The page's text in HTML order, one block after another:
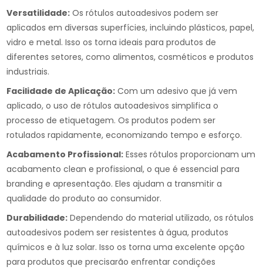
Versatilidade: Os rótulos autoadesivos podem ser
aplicados em diversas superfícies, incluindo plásticos, papel,
vidro e metal. Isso os torna ideais para produtos de
diferentes setores, como alimentos, cosméticos e produtos
industriais.
Facilidade de Aplicação: Com um adesivo que já vem
aplicado, o uso de rótulos autoadesivos simplifica o
processo de etiquetagem. Os produtos podem ser
rotulados rapidamente, economizando tempo e esforço.
Acabamento Profissional: Esses rótulos proporcionam um
acabamento clean e profissional, o que é essencial para
branding e apresentação. Eles ajudam a transmitir a
qualidade do produto ao consumidor.
Durabilidade: Dependendo do material utilizado, os rótulos
autoadesivos podem ser resistentes à água, produtos
químicos e à luz solar. Isso os torna uma excelente opção
para produtos que precisarão enfrentar condições